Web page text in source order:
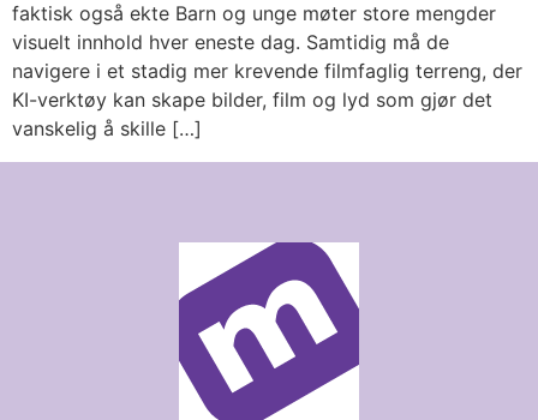
faktisk også ekte Barn og unge møter store mengder
visuelt innhold hver eneste dag. Samtidig må de
navigere i et stadig mer krevende filmfaglig terreng, der
KI-verktøy kan skape bilder, film og lyd som gjør det
vanskelig å skille […]